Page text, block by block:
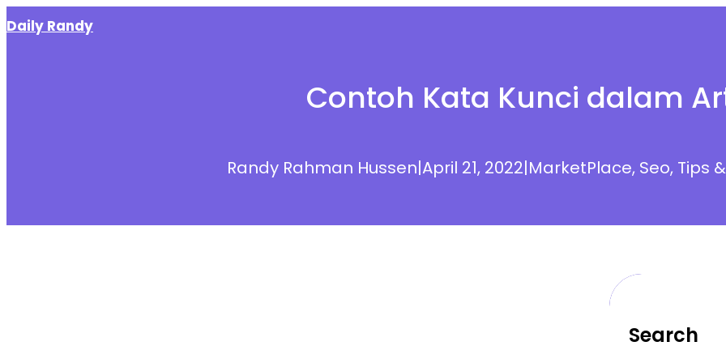
to
Daily Randy
Contoh Kata Kunci dalam
Randy Rahman Hussen|April 21, 2022|MarketPlace, Seo, Tips
Search